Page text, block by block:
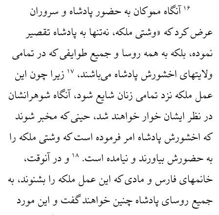
۱۶آنگاه مموکان به حضور پادشاه و سروران
عرض کرد که «وشتی ملکه، نه‌تنها به پادشاه تقصیر
نموده، بلکه به همه روسا و جمیع طوایفی که در تمامی
ولایتهای اخشورش پادشاه می‌باشند، ۱۷ زیرا چون این
عمل ملکه نزد تمامی زنان شایع شود، آنگاه شوهرانشان
در نظر ایشان خوار خواهند شد، حینی که مخبر شوند
که اخشورش پادشاه امر فرموده است که وشتی ملکه را
به حضورش بیاورند و نیامده است. ۱۸ و در آنوقت،
خانمهای فارس و مادی که این عمل ملکه را بشنوند، به
جمیع روسای پادشاه چنین خواهند گفت و این مورد